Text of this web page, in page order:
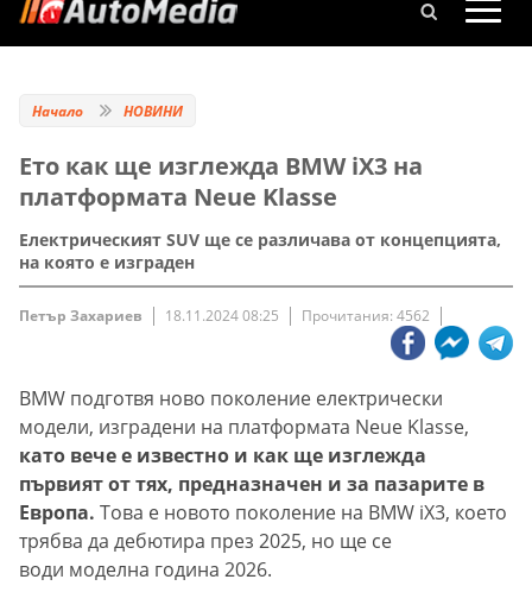
Начало НОВИНИ
Eто как ще изглежда BMW iX3 на
платформата Neue Klasse
Електрическият SUV ще се различава от концепцията,
на която е изграден
Петър Захариев 18.11.2024 08:25 Прочитания: 4562
BMW подготвя ново поколение електрически
модели, изградени на платформата Neue Klasse,
като вече е известно и как ще изглежда
първият от тях, предназначен и за пазарите в
Европа. Това е новото поколение на BMW iX3, което
трябва да дебютира през 2025, но ще се
води моделна година 2026.